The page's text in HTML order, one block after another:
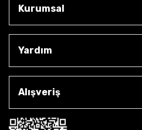
Kurumsal
Yardım
Alışveriş